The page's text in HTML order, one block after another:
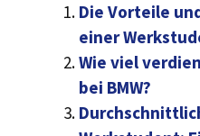
Die Vorteile
einer
Wie viel
bei BMW?